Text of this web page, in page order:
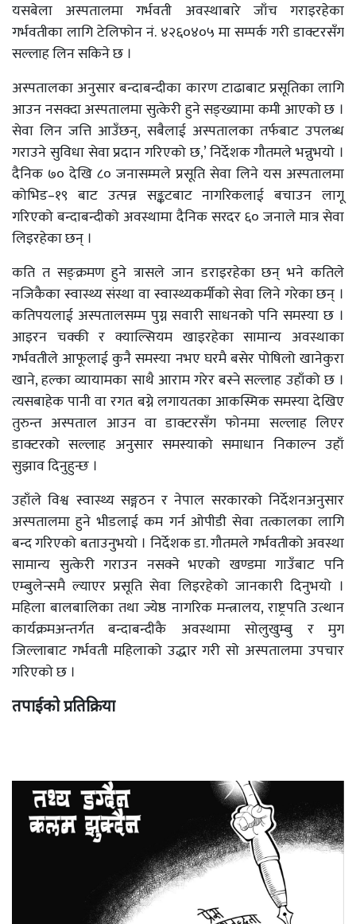
यसबेला अस्पतालमा गर्भवती अवस्थाबारे जाँच गराइरहेका
गर्भवतीका लागि टेलिफोन नं. ४२६०४०५ मा सम्पर्क गरी डाक्टरसँग
सल्लाह लिन सकिने छ ।
अस्पतालका अनुसार बन्दाबन्दीका कारण टाढाबाट प्रसूतिका लागि
आउन नसक्दा अस्पतालमा सुत्केरी हुने सङ्ख्यामा कमी आएको छ ।
सेवा लिन जत्ति आउँछन्, सबैलाई अस्पतालका तर्फबाट उपलब्ध
गराउने सुविधा सेवा प्रदान गरिएको छ,’ निर्देशक गौतमले भन्नुभयो ।
दैनिक ७० देखि ८० जनासम्मले प्रसूति सेवा लिने यस अस्पतालमा
कोभिड–१९ बाट उत्पन्न सङ्कटबाट नागरिकलाई बचाउन लागू
गरिएको बन्दाबन्दीको अवस्थामा दैनिक सरदर ६० जनाले मात्र सेवा
लिइरहेका छन् ।
कति त सङ्क्रमण हुने त्रासले जान डराइरहेका छन् भने कतिले
नजिकैका स्वास्थ्य संस्था वा स्वास्थ्यकर्मीको सेवा लिने गरेका छन् ।
कतिपयलाई अस्पतालसम्म पुग्न सवारी साधनको पनि समस्या छ ।
आइरन चक्की र क्याल्सियम खाइरहेका सामान्य अवस्थाका
गर्भवतीले आफूलाई कुनै समस्या नभए घरमै बसेर पोषिलो खानेकुरा
खाने, हल्का व्यायामका साथै आराम गरेर बस्ने सल्लाह उहाँको छ ।
त्यसबाहेक पानी वा रगत बग्ने लगायतका आकस्मिक समस्या देखिए
तुरुन्त अस्पताल आउन वा डाक्टरसँग फोनमा सल्लाह लिएर
डाक्टरको सल्लाह अनुसार समस्याको समाधान निकाल्न उहाँ
सुझाव दिनुहुन्छ ।
उहाँले विश्व स्वास्थ्य सङ्गठन र नेपाल सरकारको निर्देशनअनुसार
अस्पतालमा हुने भीडलाई कम गर्न ओपीडी सेवा तत्कालका लागि
बन्द गरिएको बताउनुभयो । निर्देशक डा. गौतमले गर्भवतीको अवस्था
सामान्य सुत्केरी गराउन नसक्ने भएको खण्डमा गाउँबाट पनि
एम्बुलेन्समै ल्याएर प्रसूति सेवा लिइरहेको जानकारी दिनुभयो ।
महिला बालबालिका तथा ज्येष्ठ नागरिक मन्त्रालय, राष्ट्रपति उत्थान
कार्यक्रमअन्तर्गत बन्दाबन्दीकै अवस्थामा सोलुखुम्बु र मुग
जिल्लाबाट गर्भवती महिलाको उद्धार गरी सो अस्पतालमा उपचार
गरिएको छ ।
तपाईको प्रतिक्रिया